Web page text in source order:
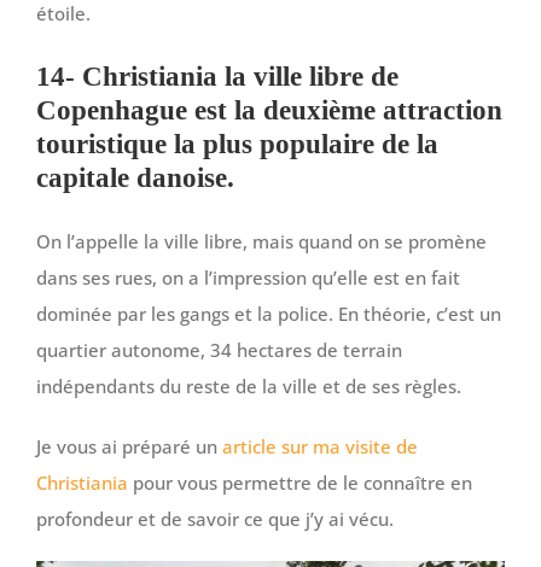
étoile.
14- Christiania la ville libre de
Copenhague est la deuxième attraction
touristique la plus populaire de la
capitale danoise.
On l’appelle la ville libre, mais quand on se promène
dans ses rues, on a l’impression qu’elle est en fait
dominée par les gangs et la police. En théorie, c’est un
quartier autonome, 34 hectares de terrain
indépendants du reste de la ville et de ses règles.
Je vous ai préparé un article sur ma visite de
Christiania pour vous permettre de le connaître en
profondeur et de savoir ce que j’y ai vécu.